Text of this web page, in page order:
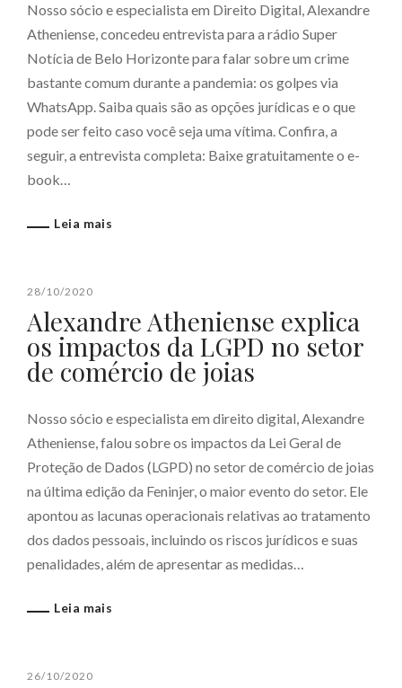
Nosso sócio e especialista em Direito Digital, Alexandre
Atheniense, concedeu entrevista para a rádio Super
Notícia de Belo Horizonte para falar sobre um crime
bastante comum durante a pandemia: os golpes via
WhatsApp. Saiba quais são as opções jurídicas e o que
pode ser feito caso você seja uma vítima. Confira, a
seguir, a entrevista completa: Baixe gratuitamente o e-
book…
Leia mais
28/10/2020
Alexandre Atheniense explica
os impactos da LGPD no setor
de comércio de joias
Nosso sócio e especialista em direito digital, Alexandre
Atheniense, falou sobre os impactos da Lei Geral de
Proteção de Dados (LGPD) no setor de comércio de joias
na última edição da Feninjer, o maior evento do setor. Ele
apontou as lacunas operacionais relativas ao tratamento
dos dados pessoais, incluindo os riscos jurídicos e suas
penalidades, além de apresentar as medidas…
Leia mais
26/10/2020